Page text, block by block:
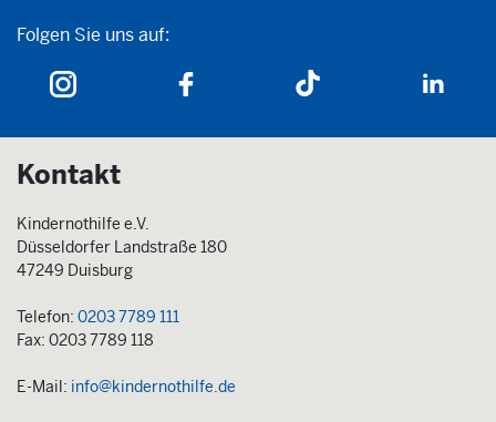
Folgen Sie uns auf:
Folgen Sie uns auf:
Kontakt
Kindernothilfe e.V.
Düsseldorfer Landstraße 180
47249 Duisburg
Telefon: 0203 7789 111
Fax: 0203 7789 118
E-Mail: info@kindernothilfe.de